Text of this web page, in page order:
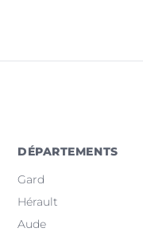
DÉPARTEMENTS
Gard
Hérault
Aude